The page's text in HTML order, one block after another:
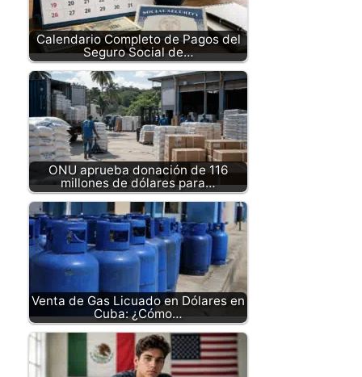
Calendario Completo de Pagos del
Seguro Social de…
ONU aprueba donación de 116
millones de dólares para…
Venta de Gas Licuado en Dólares en
Cuba: ¿Cómo…